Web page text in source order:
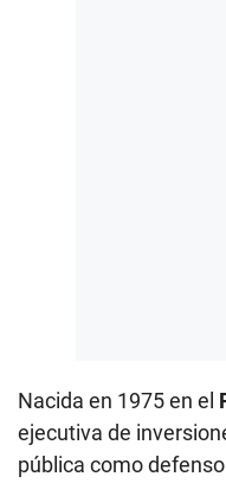
Nacida en 1975 en el
ejecutiva de
pública como